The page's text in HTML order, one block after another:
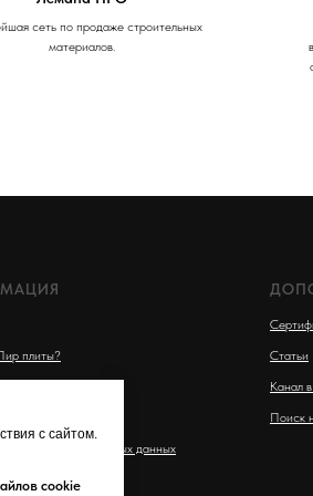
сеть по продаже строительных
материалов.
плиты?
персональных данных
Статьи
Канал в
Поиск
с сайтом.
cookie